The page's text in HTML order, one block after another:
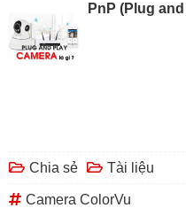
PnP (Plug
Chia sẻ Tài liệu
Camera ColorVu